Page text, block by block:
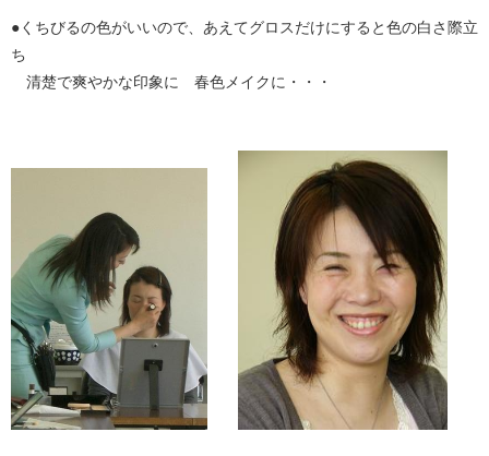
●くちびるの色がいいので、あえてグロスだけにすると色の白さ際立
ち
清楚で爽やかな印象に 春色メイクに・・・